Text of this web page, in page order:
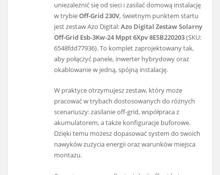
uniezależnić się od sieci i zasilać domową instalację
w trybieOff-Grid 230V, świetnym punktem startu
jest zestaw Azo Digital:Azo Digital Zestaw Solarny
Off-Grid Esb-3Kw-24 Mppt 6Xpv 8ESB220203(SKU:
6548fdd77936). To komplet zaprojektowany tak,
aby połączyć panele, inwerter hybrydowy oraz
okablowanie w jedną, spójną instalację.
W praktyce otrzymujesz zestaw, który może
pracować w trybach dostosowanych do różnych
scenariuszy: zasilanie off-grid, współpraca z
akumulatorem, a także konfiguracje buforowe.
Dzięki temu możesz dopasować system do swoich
nawyków zużycia energii oraz warunków miejsca
montażu.